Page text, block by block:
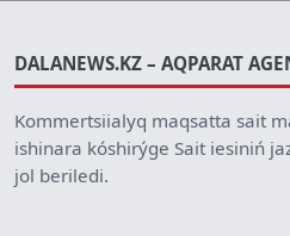
DALANEWS.KZ – AQPARAT
Kommertsiialyq maqsatta sait
ishinara kóshirýge Sait iesiniń
jol beriledi.